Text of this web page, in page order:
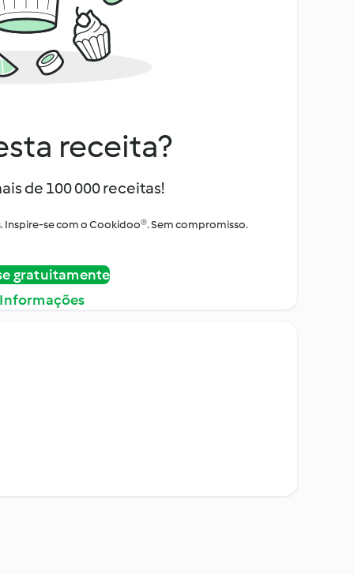
receita?
de 100 000 receitas!
Inspire-se com o Cookidoo®. Sem compromisso.
gratuitamente